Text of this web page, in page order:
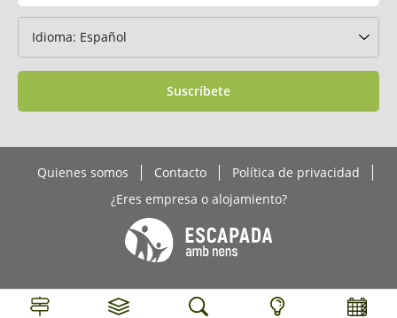
Suscríbete
Quienes somos Contacto
Política de privacidad
¿Eres empresa o alojamiento?